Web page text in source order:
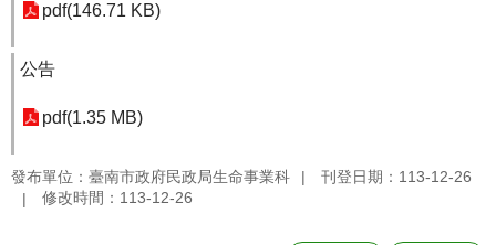
pdf(146.71 KB)
公告
pdf(1.35 MB)
發布單位：臺南市政府民政局生命事業科
刊登日期：113-12-26
修改時間：113-12-26